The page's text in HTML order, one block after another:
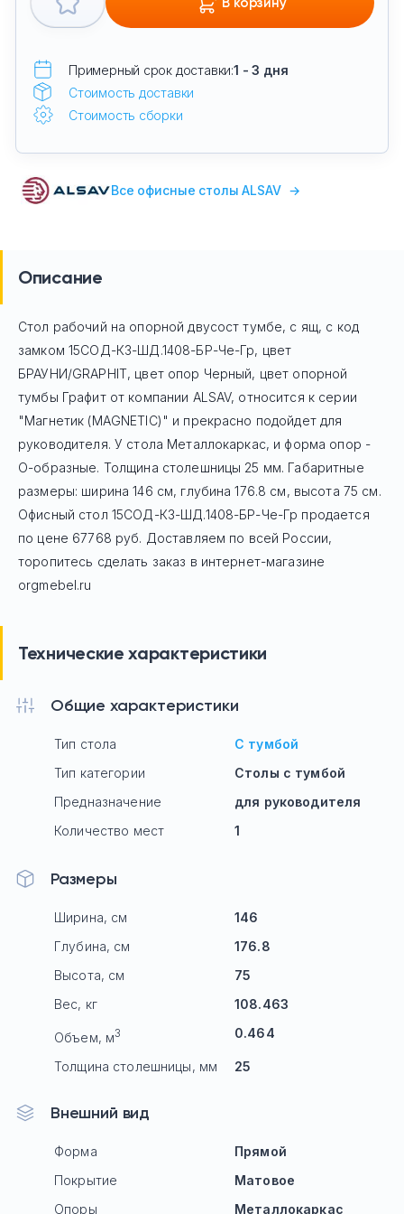
Примерный срок доставки:1 - 3 дня
Стоимость доставки
Стоимость сборки
Все офисные столы ALSAV →
Описание
Стол рабочий на опорной двусост тумбе, с ящ, с код
замком 15СОД-КЗ-ШД.1408-БР-Че-Гр, цвет
БРАУНИ/GRAPHIT, цвет опор Черный, цвет опорной
тумбы Графитот компании ALSAV, относится к серии
"Магнетик (MAGNETIC)" и прекрасно подойдет для
руководителя. У стола Mеталлокаркас, и форма опор -
О-образные. Толщина столешницы 25 мм. Габаритные
размеры: ширина 146 см, глубина 176.8 см, высота 75 см.
Офисный стол 15СОД-КЗ-ШД.1408-БР-Че-Гр продается
по цене 67768 руб. Доставляем по всей России,
торопитесь сделать заказ в интернет-магазине
orgmebel.ru
Технические характеристики
Общие характеристики
Тип стола
С тумбой
Тип категории
Столы с тумбой
Предназначение
для руководителя
Количество мест
1
Размеры
Ширина, см
146
Глубина, см
176.8
Высота, см
75
Вес, кг
108.463
Объем, м3 0.464
Толщина столешницы, мм 25
Внешний вид
Форма
Прямой
Покрытие
Матовое
Опоры
Mеталлокаркас